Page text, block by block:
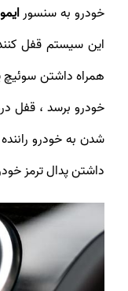
خودرو به سنسور
این سیستم قفل
همراه داشتن
خودرو برسد ، قفل
شدن به خودرو
داشتن پدال ترمز